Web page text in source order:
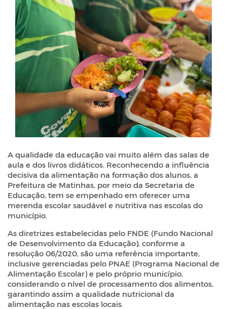
A qualidade da educação vai muito além das salas de
aula e dos livros didáticos. Reconhecendo a influência
decisiva da alimentação na formação dos alunos, a
Prefeitura de Matinhas, por meio da Secretaria de
Educação, tem se empenhado em oferecer uma
merenda escolar saudável e nutritiva nas escolas do
município.
As diretrizes estabelecidas pelo FNDE (Fundo Nacional
de Desenvolvimento da Educação), conforme a
resolução 06/2020, são uma referência importante,
inclusive gerenciadas pelo PNAE (Programa Nacional de
Alimentação Escolar) e pelo próprio município,
considerando o nível de processamento dos alimentos,
garantindo assim a qualidade nutricional da
alimentação nas escolas locais.